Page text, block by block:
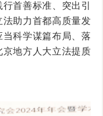
首善标准、突出引
助力首都高质量发
科学谋篇布局、落
地方人大立法提质